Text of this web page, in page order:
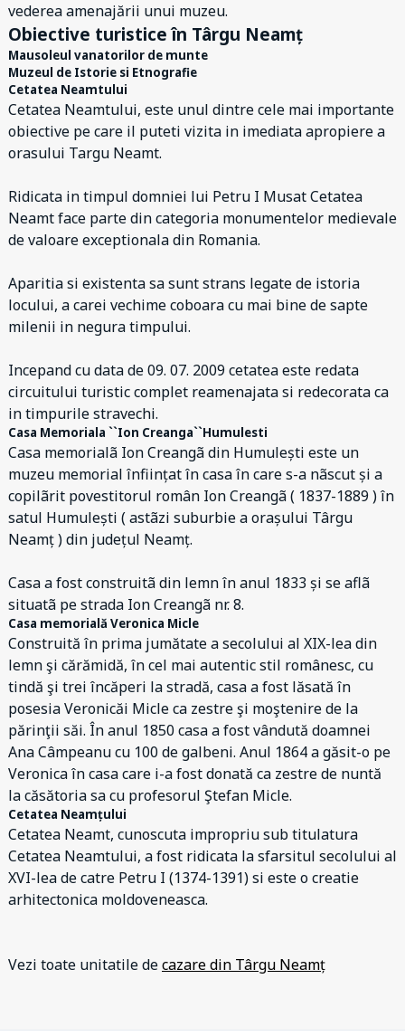
vederea amenajării unui muzeu.
Obiective turistice în Târgu Neamț
Mausoleul vanatorilor de munte
Muzeul de Istorie si Etnografie
Cetatea Neamtului
Cetatea Neamtului, este unul dintre cele mai importante
obiective pe care il puteti vizita in imediata apropiere a
orasului Targu Neamt.
Ridicata in timpul domniei lui Petru I Musat Cetatea
Neamt face parte din categoria monumentelor medievale
de valoare exceptionala din Romania.
Aparitia si existenta sa sunt strans legate de istoria
locului, a carei vechime coboara cu mai bine de sapte
milenii in negura timpului.
Incepand cu data de 09. 07. 2009 cetatea este redata
circuitului turistic complet reamenajata si redecorata ca
in timpurile stravechi.
Casa Memoriala ``Ion Creanga``Humulesti
Casa memorialã Ion Creangã din Humulești este un
muzeu memorial înființat în casa în care s-a nãscut și a
copilãrit povestitorul român Ion Creangã ( 1837-1889 ) în
satul Humulești ( astãzi suburbie a orașului Târgu
Neamț ) din județul Neamț.
Casa a fost construitã din lemn în anul 1833 și se aflã
situatã pe strada Ion Creangã nr. 8.
Casa memorială Veronica Micle
Construită în prima jumătate a secolului al XIX-lea din
lemn şi cărămidă, în cel mai autentic stil românesc, cu
tindă şi trei încăperi la stradă, casa a fost lăsată în
posesia Veronicăi Micle ca zestre şi moştenire de la
părinţii săi. În anul 1850 casa a fost vândută doamnei
Ana Câmpeanu cu 100 de galbeni. Anul 1864 a găsit-o pe
Veronica în casa care i-a fost donată ca zestre de nuntă
la căsătoria sa cu profesorul Ştefan Micle.
Cetatea Neamțului
Cetatea Neamt, cunoscuta impropriu sub titulatura
Cetatea Neamtului, a fost ridicata la sfarsitul secolului al
XVI-lea de catre Petru I (1374-1391) si este o creatie
arhitectonica moldoveneasca.
Vezi toate unitatile decazare din Târgu Neamț